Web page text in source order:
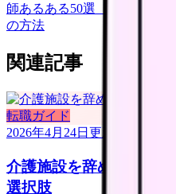
師あるある50選【共感必至】
の方法
関連記事
転職ガイド
2026年4月24日 更新
介護施設を辞めたい看
選択肢